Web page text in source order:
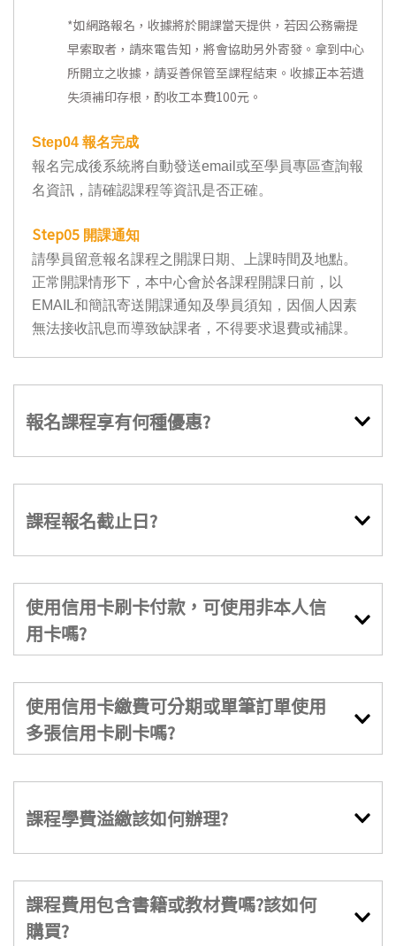
*如網路報名，收據將於開課當天提供，若因公務需提
早索取者，請來電告知，將會協助另外寄發。拿到中心
所開立之收據，請妥善保管至課程結束。收據正本若遺
失須補印存根，酌收工本費100元。
Step04 報名完成
報名完成後系統將自動發送email或至學員專區查詢報
名資訊，請確認課程等資訊是否正確。
Step05 開課通知
請學員留意報名課程之開課日期、上課時間及地點。
正常開課情形下，本中心會於各課程開課日前，以
EMAIL和簡訊寄送開課通知及學員須知，因個人因素
無法接收訊息而導致缺課者，不得要求退費或補課。
報名課程享有何種優惠?
課程報名截止日?
使用信用卡刷卡付款，可使用非本人信
用卡嗎?
使用信用卡繳費可分期或單筆訂單使用
多張信用卡刷卡嗎?
課程學費溢繳該如何辦理?
課程費用包含書籍或教材費嗎?該如何
購買?